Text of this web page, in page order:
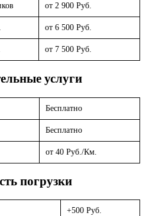
от 2 900 Руб.
от 6 500 Руб.
от 7 500 Руб.
услуги
Бесплатно
Бесплатно
от 40 Руб./Км.
погрузки
+500 Руб.